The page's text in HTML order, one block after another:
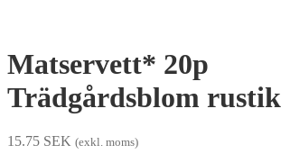
Matservett* 20p
Trädgårdsblom rustik
15.75 SEK (exkl. moms)